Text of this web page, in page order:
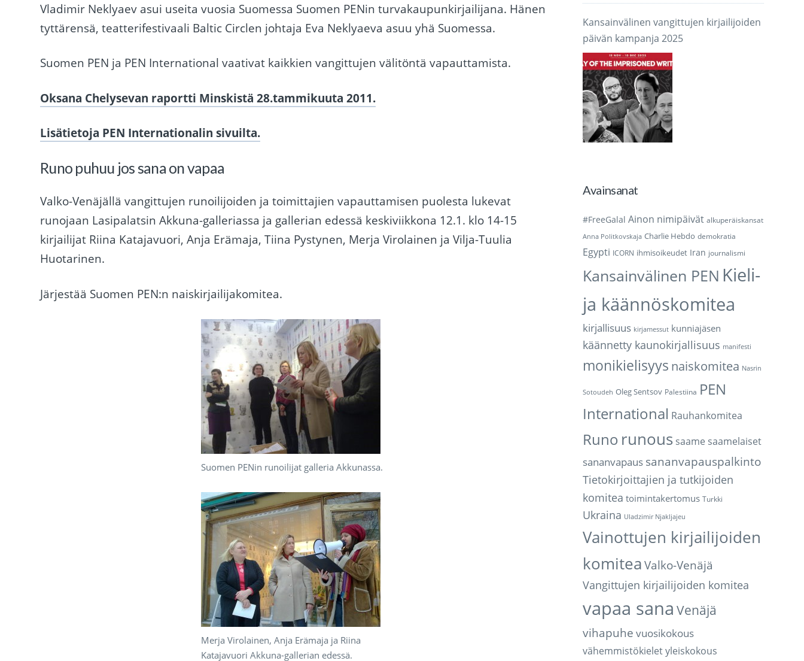
Vladimir Neklyaev asui useita vuosia Suomessa Suomen PENin turvakaupunkirjailijana. Hänen
tyttärensä, teatterifestivaali Baltic Circlen johtaja Eva Neklyaeva asuu yhä Suomessa.
Suomen PEN ja PEN International vaativat kaikkien vangittujen välitöntä vapauttamista.
Oksana Chelysevan raportti Minskistä 28.tammikuuta 2011.
Lisätietoja PEN Internationalin sivuilta.
Runo puhuu jos sana on vapaa
Valko-Venäjällä vangittujen runoilijoiden ja toimittajien vapauttamisen puolesta lukevat
runojaan Lasipalatsin Akkuna-galleriassa ja gallerian edessä keskiviikkona 12.1. klo 14-15
kirjailijat Riina Katajavuori, Anja Erämaja, Tiina Pystynen, Merja Virolainen ja Vilja-Tuulia
Huotarinen.
Järjestää Suomen PEN:n naiskirjailijakomitea.
Suomen PENin runoilijat galleria Akkunassa.
Merja Virolainen, Anja Erämaja ja Riina
Katajavuori Akkuna-gallerian edessä.
Kansainvälinen vangittujen kirjailijoiden
päivän kampanja 2025
Avainsanat
#FreeGalal Ainon nimipäivät alkuperäiskansat
Anna Politkovskaja Charlie Hebdo demokratia
Egypti ICORN ihmisoikeudet Iran journalismi
Kansainvälinen PEN Kieli-
ja käännöskomitea
kirjallisuus kirjamessut kunniajäsen
käännetty kaunokirjallisuus manifesti
monikielisyys naiskomitea Nasrin
Sotoudeh Oleg Sentsov Palestiina PEN
International Rauhankomitea
Runo runous saame saamelaiset
sananvapaus sananvapauspalkinto
Tietokirjoittajien ja tutkijoiden
komitea toimintakertomus Turkki
Ukraina Uladzimir Njakljajeu
Vainottujen kirjailijoiden
komitea Valko-Venäjä
Vangittujen kirjailijoiden komitea
vapaa sana Venäjä
vihapuhe vuosikokous
vähemmistökieletyleiskokous